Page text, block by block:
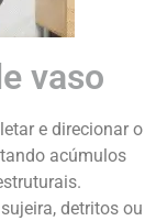
vaso
e direcionar o
acúmulos
detritos ou